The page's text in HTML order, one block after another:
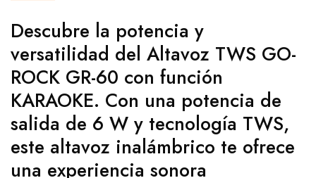
Descubre la potencia y
versatilidad del Altavoz TWS GO-
ROCK GR-60 con función
KARAOKE. Con una potencia de
salida de 6 W y tecnología TWS,
este altavoz inalámbrico te ofrece
una experiencia sonora